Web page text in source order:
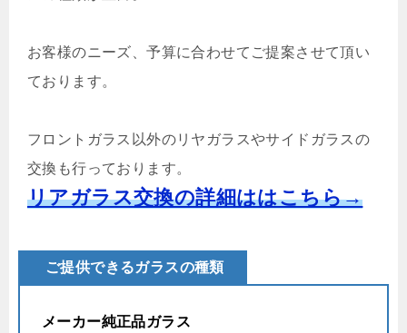
お客様のニーズ、予算に合わせてご提案させて頂い
ております。
フロントガラス以外のリヤガラスやサイドガラスの
交換も行っております。
リアガラス交換の詳細ははこちら→
ご提供できるガラスの種類
メーカー純正品ガラス